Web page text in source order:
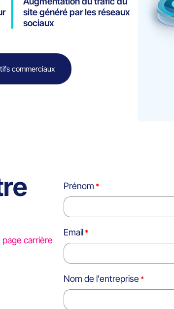
site généré par les réseaux
sociaux
commerciaux
page carrière
Prénom
Email
Nom de l'entreprise